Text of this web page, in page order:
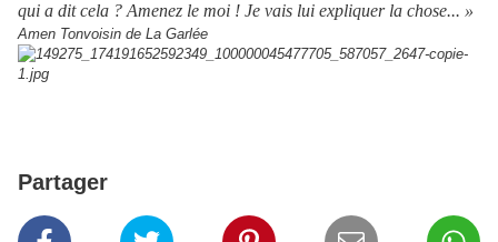
qui a dit cela ? Amenez le moi ! Je vais lui expliquer la chose... »
Amen Tonvoisin de La Garlée
Partager